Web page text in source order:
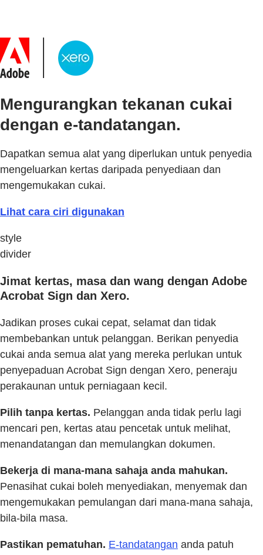
Mengurangkan tekanan cukai
dengan e-tandatangan.
Dapatkan semua alat yang diperlukan untuk penyedia
mengeluarkan kertas daripada penyediaan dan
mengemukakan cukai.
Lihat cara ciri digunakan
style
divider
Jimat kertas, masa dan wang dengan Adobe
Acrobat Sign dan Xero.
Jadikan proses cukai cepat, selamat dan tidak
membebankan untuk pelanggan. Berikan penyedia
cukai anda semua alat yang mereka perlukan untuk
penyepaduan Acrobat Sign dengan Xero, peneraju
perakaunan untuk perniagaan kecil.
Pilih tanpa kertas. Pelanggan anda tidak perlu lagi
mencari pen, kertas atau pencetak untuk melihat,
menandatangan dan memulangkan dokumen.
Bekerja di mana-mana sahaja anda mahukan.
Penasihat cukai boleh menyediakan, menyemak dan
mengemukakan pemulangan dari mana-mana sahaja,
bila-bila masa.
Pastikan pematuhan. E-tandatangan anda patuh